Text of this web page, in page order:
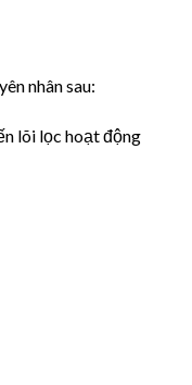
nhân sau:
lõi lọc hoạt động